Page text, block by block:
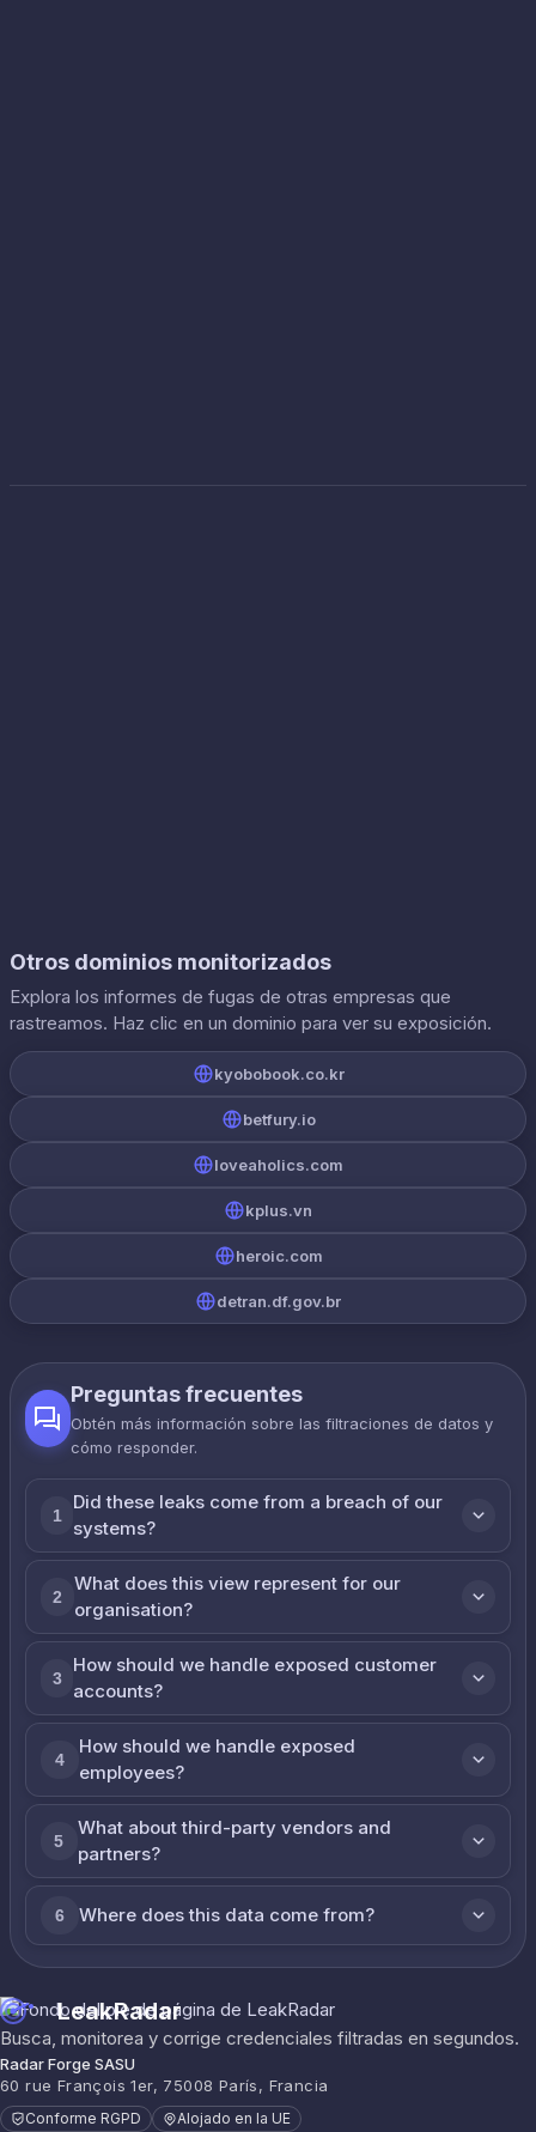
Otros dominios monitorizados
Explora los informes de fugas de otras empresas que
rastreamos. Haz clic en un dominio para ver su exposición.
kyobobook.co.kr
betfury.io
loveaholics.com
kplus.vn
heroic.com
detran.df.gov.br
Preguntas frecuentes
Obtén más información sobre las filtraciones de datos y
cómo responder.
1
Did these leaks come from a breach of our
systems?
2
What does this view represent for our
organisation?
3
How should we handle exposed customer
accounts?
4
How should we handle exposed
employees?
5
What about third-party vendors and
partners?
6 Where does this data come from?
LeakRadar
Busca, monitorea y corrige credenciales filtradas en segundos.
Radar Forge SASU
60 rue François 1er, 75008 París, Francia
Conforme RGPD Alojado en la UE